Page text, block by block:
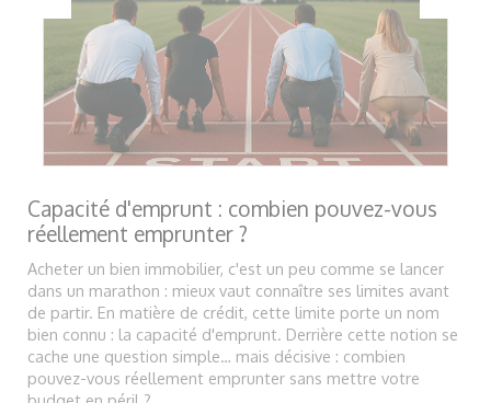
Capacité d'emprunt : combien pouvez-vous
réellement emprunter ?
Acheter un bien immobilier, c'est un peu comme se lancer
dans un marathon : mieux vaut connaître ses limites avant
de partir. En matière de crédit, cette limite porte un nom
bien connu : la capacité d'emprunt. Derrière cette notion se
cache une question simple… mais décisive : combien
pouvez-vous réellement emprunter sans mettre votre